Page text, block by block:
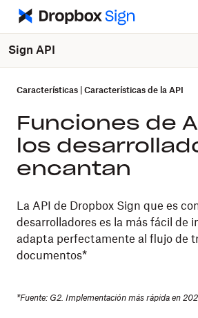
Sign API
Características Características de la API
Funciones de
los
encantan
La API de Dropbox Sign que es
desarrolladores es la más fácil de
adapta perfectamente al flujo de
documentos*
*Fuente: G2. Implementación más rápida en